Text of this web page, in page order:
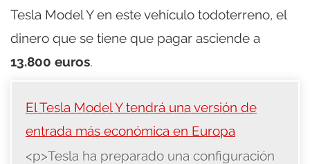
Tesla Model Y en este vehículo todoterreno, el
dinero que se tiene que pagar asciende a
13.800 euros.
El Tesla Model Y tendrá una versión de
entrada más económica en Europa
<p>Tesla ha preparado una configuración